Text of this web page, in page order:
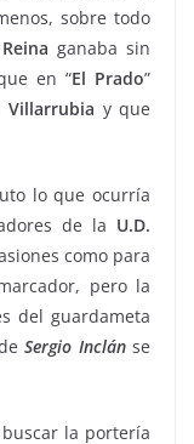
sobre todo
Reina ganaba sin
en “El Prado”
Villarrubia y que
lo que ocurría
de la U.D.
como para
pero la
del guardameta
Sergio Inclánse
la portería